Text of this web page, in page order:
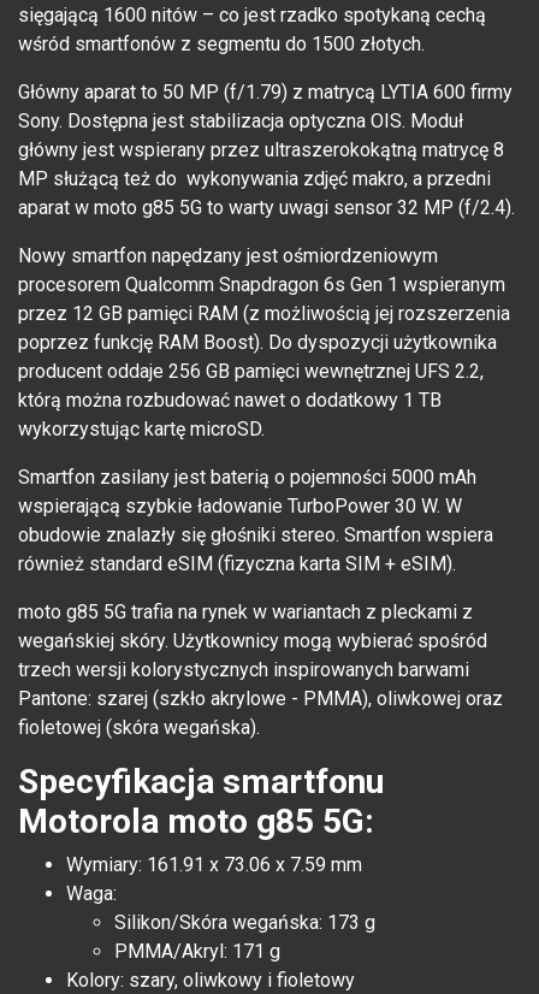
sięgającą 1600 nitów – co jest rzadko spotykaną cechą
wśród smartfonów z segmentu do 1500 złotych.
Główny aparat to 50 MP (f/1.79) z matrycą LYTIA 600 firmy
Sony. Dostępna jest stabilizacja optyczna OIS. Moduł
główny jest wspierany przez ultraszerokokątną matrycę 8
MP służącą też do wykonywania zdjęć makro, a przedni
aparat w moto g85 5G to warty uwagi sensor 32 MP (f/2.4).
Nowy smartfon napędzany jest ośmiordzeniowym
procesorem Qualcomm Snapdragon 6s Gen 1 wspieranym
przez 12 GB pamięci RAM (z możliwością jej rozszerzenia
poprzez funkcję RAM Boost). Do dyspozycji użytkownika
producent oddaje 256 GB pamięci wewnętrznej UFS 2.2,
którą można rozbudować nawet o dodatkowy 1 TB
wykorzystując kartę microSD.
Smartfon zasilany jest baterią o pojemności 5000 mAh
wspierającą szybkie ładowanie TurboPower 30 W. W
obudowie znalazły się głośniki stereo. Smartfon wspiera
również standard eSIM (fizyczna karta SIM + eSIM).
moto g85 5G trafia na rynek w wariantach z pleckami z
wegańskiej skóry. Użytkownicy mogą wybierać spośród
trzech wersji kolorystycznych inspirowanych barwami
Pantone: szarej (szkło akrylowe - PMMA), oliwkowej oraz
fioletowej (skóra wegańska).
Specyfikacja smartfonu
Motorola moto g85 5G:
Wymiary: 161.91 x 73.06 x 7.59 mm
Waga:
Silikon/Skóra wegańska: 173 g
PMMA/Akryl: 171 g
Kolory: szary, oliwkowy i fioletowy